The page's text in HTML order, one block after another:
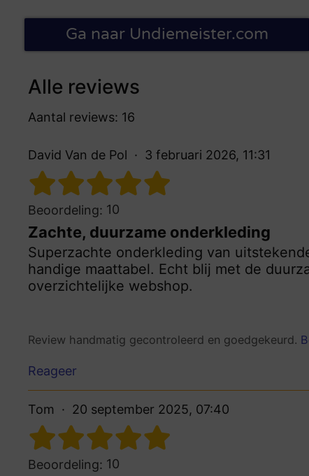
Ga naar Undiemeister.com
Alle reviews
Aantal reviews: 16
David Van de Pol 3 februari 2026, 11:31
Beoordeling: 10
Zachte, duurzame onderkleding
Superzachte onderkleding van
handige maattabel. Echt blij met de
overzichtelijke webshop.
Review handmatig gecontroleerd en goedgekeurd.
Reageer
Tom 20 september 2025, 07:40
Beoordeling: 10